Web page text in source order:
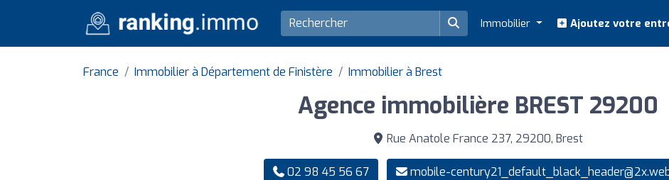
Immobilier Ajoutez votre
France Immobilier à Département de Finistère Immobilier à Brest
Agence immobilière BREST 29200
Rue Anatole France 237, 29200, Brest
02 98 45 56 67 mobile-